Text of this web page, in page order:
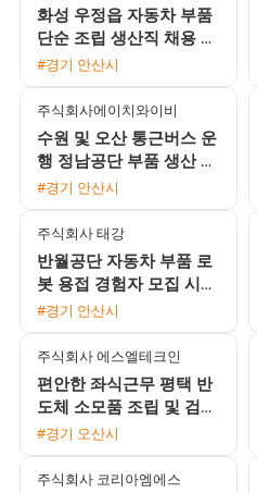
화성 우정읍 자동차 부품
단순 조립 생산직 채용 초
보 및 F비자 가능 2교대
#경기 안산시
주식회사에이치와이비
수원 및 오산 통근버스 운
행 정남공단 부품 생산 조
립 검사 모집
#경기 안산시
주식회사 태강
반월공단 자동차 부품 로
봇 용접 경험자 모집 시급
10920원 주간 근무 및 통
#경기 안산시
주식회사 에스엘테크인
편안한 좌식근무 평택 반
도체 소모품 조립 및 검사
주간고정 채용 상여120%
#경기 오산시
주식회사 코리아엠에스